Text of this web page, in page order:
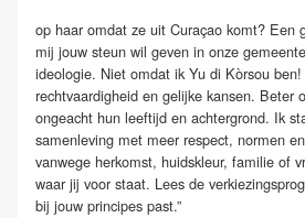
op haar omdat ze uit Curaçao komt? Een
mij jouw steun wil geven in onze
ideologie. Niet omdat ik Yu di Kòrsou
rechtvaardigheid en gelijke kansen. Beter
ongeacht hun leeftijd en achtergrond. Ik
samenleving met meer respect, normen
vanwege herkomst, huidskleur, familie of
waar jij voor staat. Lees de
bij jouw principes past.”